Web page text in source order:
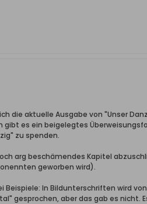
aktuelle Ausgabe von "Unser
es ein beigelegtes
zu spenden.
arg beschämendes Kapitel
geworben wird).
In Bildunterschriften wird
gesprochen, aber das gab es nicht.